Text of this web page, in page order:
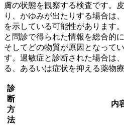
膚の状態を観察する検査です。
り、かゆみが出たりする場合は
を示している可能性があります
と問診で得られた情報を総合的
そしてどの物質が原因となって
す。過敏症と診断された場合は
る、あるいは症状を抑える薬物
診
断
方
法
内